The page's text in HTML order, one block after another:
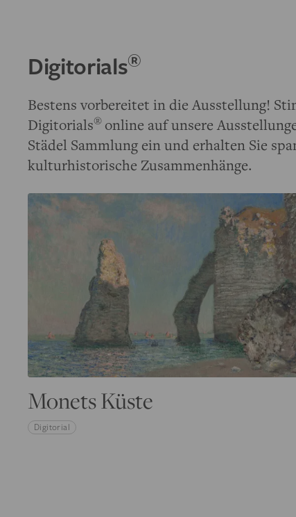
Digitorials®
Bestens vorbereitet in die Ausstellung!
Digitorials® online auf unsere
Städel Sammlung ein und erhalten Sie
kulturhistorische Zusammenhänge.
Monets Küste
Digitorial